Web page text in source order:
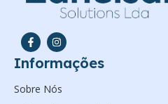
Informações
Sobre Nós